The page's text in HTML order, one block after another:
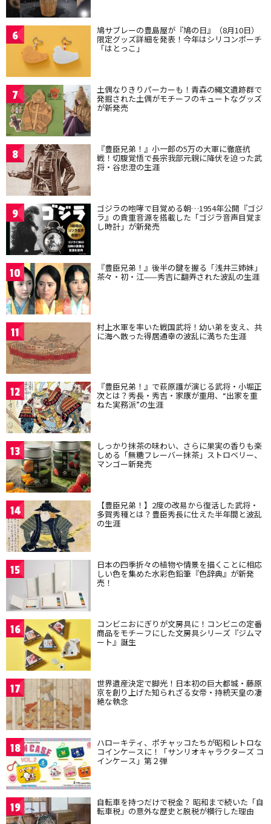
6 鳩サブレーの豊島屋が『鳩の日』（8月10日）
限定グッズ詳細を発表！今年はシリコンポーチ
「はとっこ」
7 土偶なりきりパーカーも！青森の縄文遺跡群で
発掘された土偶がモチーフのキュートなグッズ
が新発売
8 『豊臣兄弟！』小一郎の5万の大軍に徹底抗
戦！切腹覚悟で長宗我部元親に降伏を迫った武
将・谷忠澄の生涯
9 ゴジラの咆哮で目覚める朝…1954年公開『ゴジ
ラ』の貴重音源を搭載した「ゴジラ音声目覚ま
し時計」が新発売
10 『豊臣兄弟！』後半の鍵を握る「浅井三姉妹」
茶々・初・江——秀吉に翻弄された波乱の生涯
11 村上水軍を率いた戦国武将！幼い弟を支え、共
に海へ散った得居通幸の波乱に満ちた生涯
12 『豊臣兄弟！』で萩原護が演じる武将・小堀正
次とは？秀長・秀吉・家康が重用、“出家を重
ねた実務派”の生涯
13 しっかり抹茶の味わい、さらに果実の香りも楽
しめる「無糖フレーバー抹茶」ストロベリー、
マンゴー新発売
14 【豊臣兄弟！】2度の改易から復活した武将・
多賀秀種とは？豊臣秀長に仕えた半年間と波乱
の生涯
15 日本の四季折々の植物や情景を描くことに相応
しい色を集めた水彩色鉛筆『色辞典』が新発
売！
16 コンビニおにぎりが文房具に！コンビニの定番
商品をモチーフにした文房具シリーズ『ジムマ
ート』誕生
17 世界遺産決定で脚光！日本初の巨大都城・藤原
京を創り上げた知られざる女帝・持統天皇の凄
絶な執念
18 ハローキティ、ポチャッコたちが昭和レトロな
コインケースに！「サンリオキャラクターズ コ
インケース」第２弾
19 自転車を持つだけで税金？ 昭和まで続いた「自
転車税」の意外な歴史と脱税が横行した理由